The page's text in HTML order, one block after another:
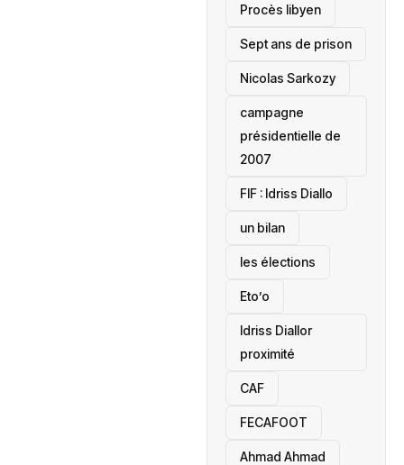
Procès libyen
Sept ans de prison
Nicolas Sarkozy
campagne
présidentielle de
2007
‎FIF : Idriss Diallo
un bilan
les élections
Eto’o
Idriss Diallor
proximité
CAF
FECAFOOT
‎Ahmad Ahmad